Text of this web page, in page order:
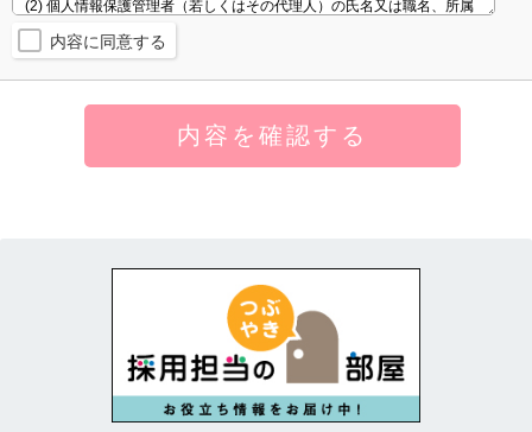
内容に同意する